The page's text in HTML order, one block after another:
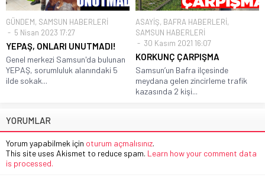
GÜNDEM, SAMSUN HABERLERİ
5 Nisan 2023 17:27
YEPAŞ, ONLARI UNUTMADI!
Genel merkezi Samsun'da bulunan
YEPAŞ, sorumluluk alanındaki 5
ilde sokak...
ASAYİŞ, BAFRA HABERLERİ,
SAMSUN HABERLERİ
30 Kasım 2021 16:07
KORKUNÇ ÇARPIŞMA
Samsun’un Bafra ilçesinde
meydana gelen zincirleme trafik
kazasında 2 kişi...
YORUMLAR
Yorum yapabilmek için oturum açmalısınız.
This site uses Akismet to reduce spam. Learn how your comment data
is processed.